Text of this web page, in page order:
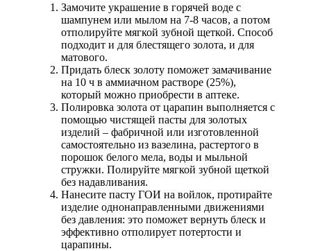
Замочите украшение в горячей воде с
шампунем или мылом на 7-8 часов, а потом
отполируйте мягкой зубной щеткой. Способ
подходит и для блестящего золота, и для
матового.
Придать блеск золоту поможет замачивание
на 10 ч в аммиачном растворе (25%),
который можно приобрести в аптеке.
Полировка золота от царапин выполняется с
помощью чистящей пасты для золотых
изделий – фабричной или изготовленной
самостоятельно из вазелина, растертого в
порошок белого мела, воды и мыльной
стружки. Полируйте мягкой зубной щеткой
без надавливания.
Нанесите пасту ГОИ на войлок, протирайте
изделие однонаправленными движениями
без давления: это поможет вернуть блеск и
эффективно отполирует потертости и
царапины.